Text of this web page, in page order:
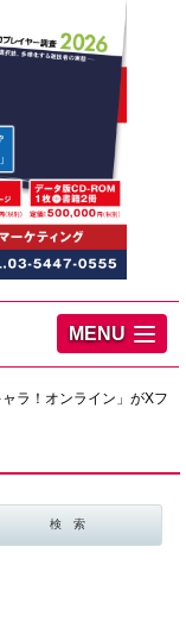
MENU
ャラ！オンライン」がXフ